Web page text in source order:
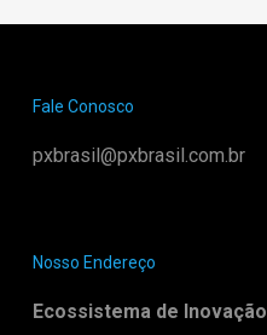
Fale Conosco
pxbrasil@pxbrasil.com.br
Nosso Endereço
Ecossistema de Inovação